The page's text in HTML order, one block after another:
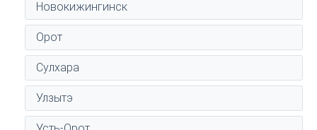
Новокижингинск
Орот
Сулхара
Улзытэ